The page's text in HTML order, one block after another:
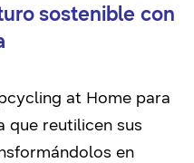
sostenible con
at Home para
que reutilicen sus
en